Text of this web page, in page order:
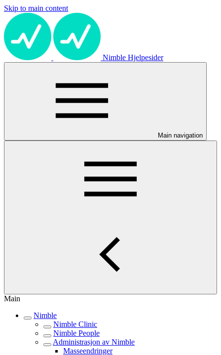
Skip to main content
Nimble Hjelpesider
Main navigation
Main
Nimble
Nimble Clinic
Nimble People
Administrasjon av Nimble
Masseendringer